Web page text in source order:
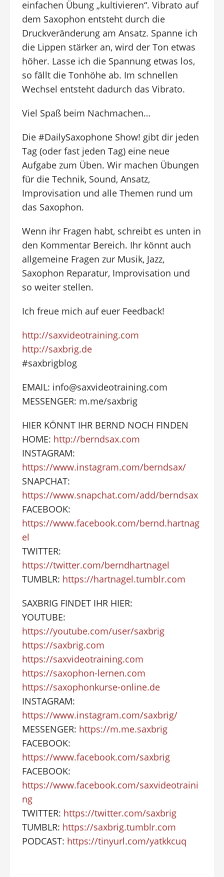
einfachen Übung „kultivieren“. Vibrato auf
dem Saxophon entsteht durch die
Druckveränderung am Ansatz. Spanne ich
die Lippen stärker an, wird der Ton etwas
höher. Lasse ich die Spannung etwas los,
so fällt die Tonhöhe ab. Im schnellen
Wechsel entsteht dadurch das Vibrato.
Viel Spaß beim Nachmachen…
Die #DailySaxophone Show! gibt dir jeden
Tag (oder fast jeden Tag) eine neue
Aufgabe zum Üben. Wir machen Übungen
für die Technik, Sound, Ansatz,
Improvisation und alle Themen rund um
das Saxophon.
Wenn ihr Fragen habt, schreibt es unten in
den Kommentar Bereich. Ihr könnt auch
allgemeine Fragen zur Musik, Jazz,
Saxophon Reparatur, Improvisation und
so weiter stellen.
Ich freue mich auf euer Feedback!
http://saxvideotraining.com
http://saxbrig.de
#saxbrigblog
EMAIL: info@saxvideotraining.com
MESSENGER: m.me/saxbrig
HIER KÖNNT IHR BERND NOCH FINDEN
HOME: http://berndsax.com
INSTAGRAM:
https://www.instagram.com/berndsax/
SNAPCHAT:
https://www.snapchat.com/add/berndsax
FACEBOOK:
https://www.facebook.com/bernd.hartnag
el
TWITTER:
https://twitter.com/berndhartnagel
TUMBLR: https://hartnagel.tumblr.com
SAXBRIG FINDET IHR HIER:
YOUTUBE:
https://youtube.com/user/saxbrig
https://saxbrig.com
https://saxvideotraining.com
https://saxophon-lernen.com
https://saxophonkurse-online.de
INSTAGRAM:
https://www.instagram.com/saxbrig/
MESSENGER: https://m.me.saxbrig
FACEBOOK:
https://www.facebook.com/saxbrig
FACEBOOK:
https://www.facebook.com/saxvideotraini
ng
TWITTER: https://twitter.com/saxbrig
TUMBLR: https://saxbrig.tumblr.com
PODCAST: https://tinyurl.com/yatkkcuq